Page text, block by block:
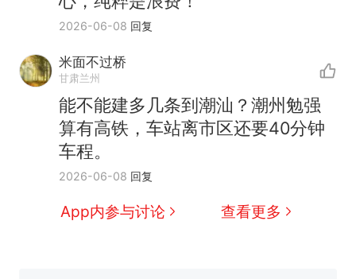
2026-06-08 回复
米面不过桥
甘肃兰州
能不能建多几条到潮汕？潮州勉强
算有高铁，车站离市区还要40分钟
车程。
2026-06-08 回复
App内参与讨论 查看更多
那个在床头放菜刀的女孩，
因老师一句“跟我回家”改写了
人生
新
费大厨“全国小炒肉大王”称
号，仅凭视频评出？中国烹饪
回大海 目击者直呼震惊 （视频
来源：参考消息）
笔试第一被第二名传话劝弃考